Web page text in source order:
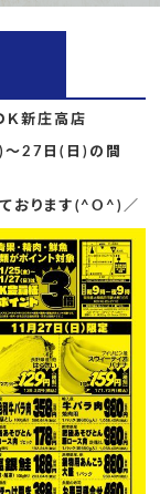
Ｋ新庄高店
)～27日(日)の間
おります(^O^)／